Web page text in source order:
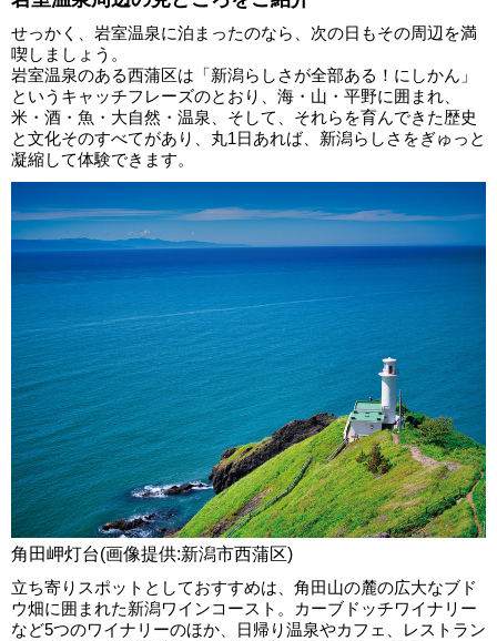
せっかく、岩室温泉に泊まったのなら、次の日もその周辺を満
喫しましょう。
岩室温泉のある西蒲区は「新潟らしさが全部ある！にしかん」
というキャッチフレーズのとおり、海・山・平野に囲まれ、
米・酒・魚・大自然・温泉、そして、それらを育んできた歴史
と文化そのすべてがあり、丸1日あれば、新潟らしさをぎゅっと
凝縮して体験できます。
角田岬灯台(画像提供:新潟市西蒲区)
立ち寄りスポットとしておすすめは、角田山の麓の広大なブド
ウ畑に囲まれた新潟ワインコースト。カーブドッチワイナリー
など5つのワイナリーのほか、日帰り温泉やカフェ、レストラン